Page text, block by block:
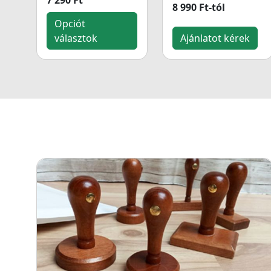
Opciót
választok
8 990 Ft-tól
Ajánlatot kérek